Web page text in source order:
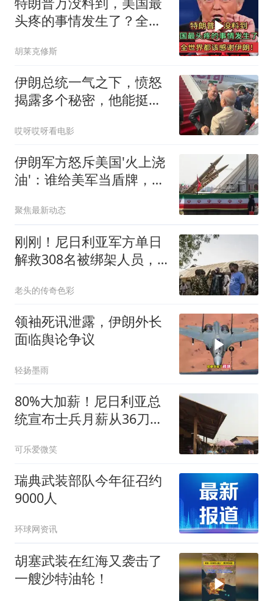
头疼的事情发生了？全世
胡莱克修斯
伊朗总统一气之下，愤怒
揭露多个秘密，他能挺到
哎呀哎呀看电影
伊朗军方怒斥美国'火上浇
油'：谁给美军当盾牌，谁
聚焦最新动态
刚刚！尼日利亚军方单日
解救308名被绑架人员，
老头的传奇色彩
领袖死讯泄露，伊朗外长
面临舆论争议
轻扬墨雨
80%大加薪！尼日利亚总
统宣布士兵月薪从36刀涨
可乐爱微笑
瑞典武装部队今年征召约
9000人
环球网资讯
胡塞武装在红海又袭击了
一艘沙特油轮！